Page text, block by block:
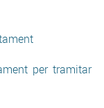
per tramitar